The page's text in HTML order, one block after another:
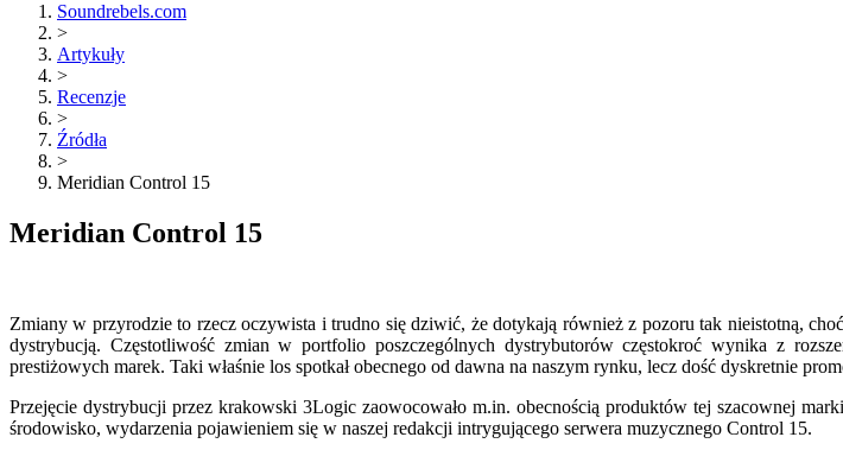
Soundrebels.com
>
Artykuły
>
Recenzje
>
Źródła
>
Meridian Control 15
Meridian Control 15
Zmiany w przyrodzie to rzecz oczywista i trudno się dziwić, że dotykają również z pozoru tak nieistotną,
dystrybucją. Częstotliwość zmian w portfolio poszczególnych dystrybutorów częstokroć wynika z
prestiżowych marek. Taki właśnie los spotkał obecnego od dawna na naszym rynku, lecz dość dyskretnie
Przejęcie dystrybucji przez krakowski 3Logic zaowocowało m.in. obecnością produktów tej szacownej
środowisko, wydarzenia pojawieniem się w naszej redakcji intrygującego serwera muzycznego Control 15.